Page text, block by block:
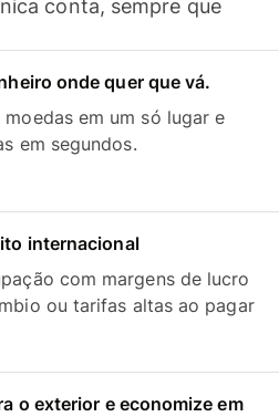
conta, sempre que
onde quer que vá.
moedas em um só lugar e
em segundos.
internacional
com margens de lucro
ou tarifas altas ao pagar
o exterior e economize em